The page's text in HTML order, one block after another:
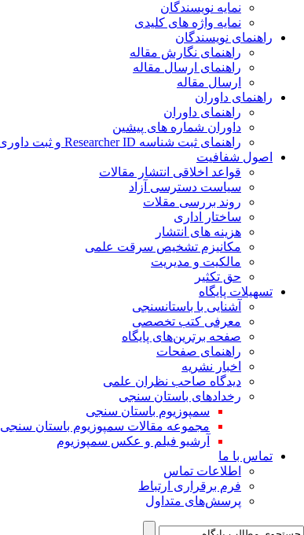
نمایه نویسندگان
نمایه واژه های کلیدی
راهنمای نویسندگان
راهنمای نگارش مقاله
راهنمای ارسال مقاله
ارسال مقاله
راهنمای داوران
راهنمای داوران
داوران شماره های پیشین
راهنمای ثبت شناسه Researcher ID و ثبت داوری
اصول شفافیت
قواعد اخلاقی انتشار مقالات
سیاست دسترسی آزاد
روند بررسی مقلات
ساختار اداری
هزینه های انتشار
ﻣﮑﺎﻧﯿﺰم ﺗﺸﺨﯿﺺ ﺳﺮﻗﺖ ﻋﻠﻤﯽ
مالکیت و مدیریت
حق تکثیر
تسهیلات پایگاه
آشنایی با باستانسنجی
معرفی کتب تخصصی
صفحه برترین‌های پایگاه
راهنمای صفحات
اخبار نشریه
دیدگاه صاحب نظران علمی
رخدادهای باستان سنجی
سمپوزیوم باستان سنجی
مجموعه مقالات سمپوزیوم باستان سنجی
آرشیو فیلم و عکس سمپوزیوم
تماس با ما
اطلاعات تماس
فرم برقراری ارتباط
پرسش‌های متداول